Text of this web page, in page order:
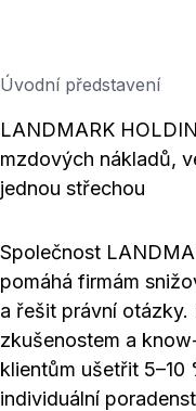
Úvodní představení
LANDMARK
mzdových nákladů,
jednou střechou
Společnost
pomáhá firmám
a řešit právní otázky.
zkušenostem a
klientům ušetřit 5–10
individuální